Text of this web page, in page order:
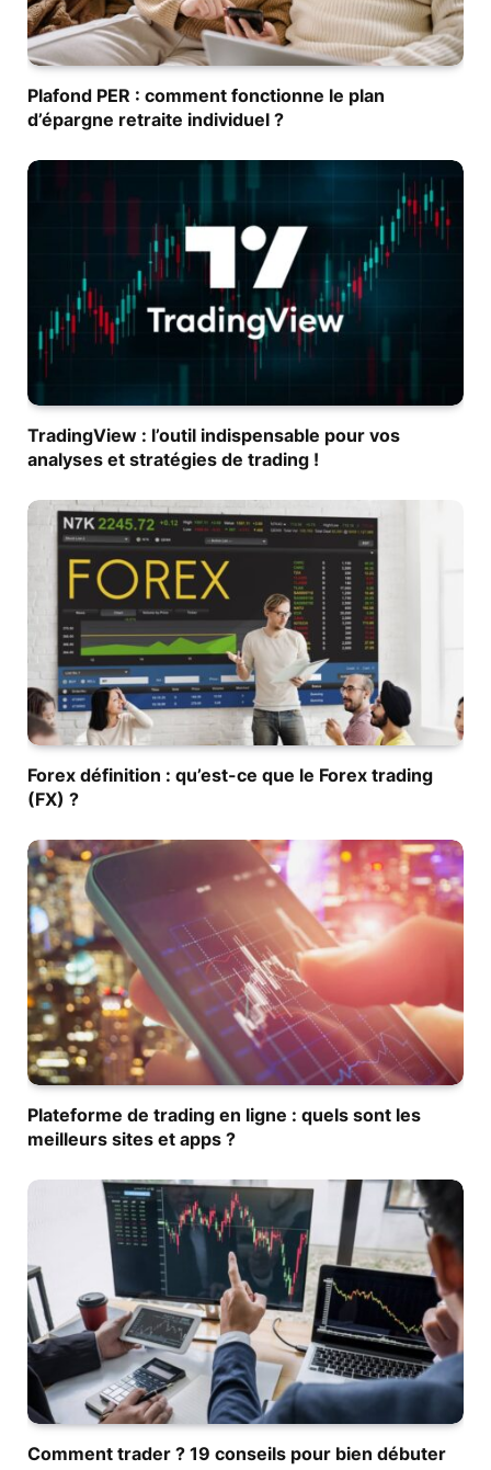
Plafond PER : comment fonctionne le plan
d’épargne retraite individuel ?
TradingView : l’outil indispensable pour vos
analyses et stratégies de trading !
Forex définition : qu’est-ce que le Forex trading
(FX) ?
Plateforme de trading en ligne : quels sont les
meilleurs sites et apps ?
Comment trader ? 19 conseils pour bien débuter